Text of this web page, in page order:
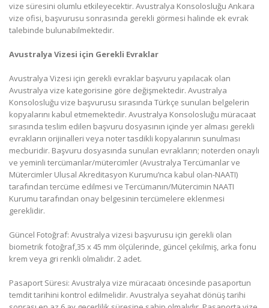
vize süresini olumlu etkileyecektir. Avustralya Konsolosluğu Ankara
vize ofisi, başvurusu sonrasında gerekli görmesi halinde ek evrak
talebinde bulunabilmektedir.
Avustralya Vizesi için Gerekli Evraklar
Avustralya Vizesi için gerekli evraklar başvuru yapılacak olan
Avustralya vize kategorisine göre değişmektedir. Avustralya
Konsolosluğu vize başvurusu sırasında Türkçe sunulan belgelerin
kopyalarını kabul etmemektedir. Avustralya Konsolosluğu müracaat
sırasında teslim edilen başvuru dosyasının içinde yer alması gerekli
evrakların orijinalleri veya noter tasdikli kopyalarının sunulması
mecburidir. Başvuru dosyasında sunulan evrakların; noterden onaylı
ve yeminli tercümanlar/mütercimler (Avustralya Tercümanlar ve
Mütercimler Ulusal Akreditasyon Kurumu’nca kabul olan-NAATI)
tarafından tercüme edilmesi ve Tercümanın/Mütercimin NAATI
Kurumu tarafından onay belgesinin tercümelere eklenmesi
gereklidir.
Güncel Fotoğraf: Avustralya vizesi başvurusu için gerekli olan
biometrik fotoğraf,35 x 45 mm ölçülerinde, güncel çekilmiş, arka fonu
krem veya gri renkli olmalıdır. 2 adet.
Pasaport Süresi: Avustralya vize müracaatı öncesinde pasaportun
temdit tarihini kontrol edilmelidir. Avustralya seyahat dönüş tarihi